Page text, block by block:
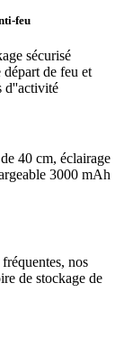
feu
sécurisé
de feu et
d''activité
40 cm, éclairage
3000 mAh
nos
de stockage de